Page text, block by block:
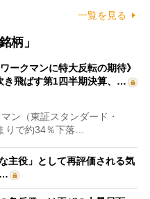
一覧を見る
柄」
ークマンに特大反転の期待》
き飛ばす第1四半期決算、…
ン（東証スタンダード・
りで約34％下落…
主役」として再評価される気